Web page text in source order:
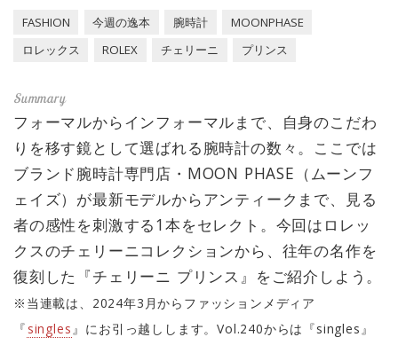
FASHION 今週の逸本 腕時計
MOONPHASE
ロレックス
ROLEX チェリーニ プリンス
フォーマルからインフォーマルまで、自身のこだわ
りを移す鏡として選ばれる腕時計の数々。ここでは
ブランド腕時計専門店・MOON PHASE（ムーンフ
ェイズ）が最新モデルからアンティークまで、見る
者の感性を刺激する1本をセレクト。今回はロレッ
クスのチェリーニコレクションから、往年の名作を
復刻した『チェリーニ プリンス』をご紹介しよう。
※当連載は、2024年3月からファッションメディア
『 singles 』にお引っ越しします。Vol.240からは『singles』